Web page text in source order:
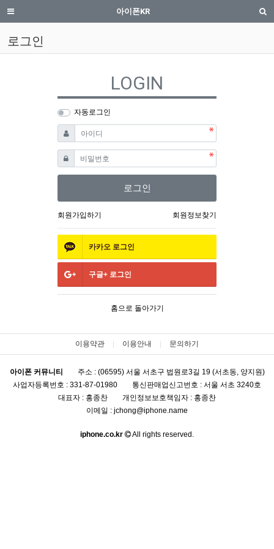
로그인 | iphone.co.kr
메뉴 아이폰KR
로그인
LOGIN
자동로그인
아이디 필수
비밀번호필수
로그인
회원가입하기 회원정보찾기
카카오 로그인
구글+ 로그인
홈으로 돌아가기
이용약관 이용안내 문의하기
아이폰 커뮤니티
주소 : (06595) 서울 서초구 법원로3길 19 (서초동, 양지원)
사업자등록번호 : 331-87-01980
통신판매업신고번호 : 서울 서초 3240호
대표자 : 홍종찬
개인정보보호책임자 : 홍종찬
이메일 : jchong@iphone.name
iphone.co.kr All rights reserved.